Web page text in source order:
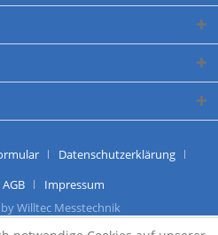
Datenschutzerklärung
AGB
Impressum
Willtec Messtechnik